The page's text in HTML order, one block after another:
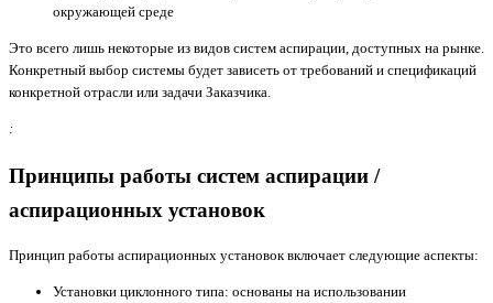
окружающей среде
Это всего лишь некоторые из видов систем аспирации, доступных на рынке.
Конкретный выбор системы будет зависеть от требований и спецификаций
конкретной отрасли или задачи Заказчика.
Принципы работы систем аспирации /
аспирационных установок
Принцип работы аспирационных установок включает следующие аспекты:
Установки циклонного типа: основаны на использовании